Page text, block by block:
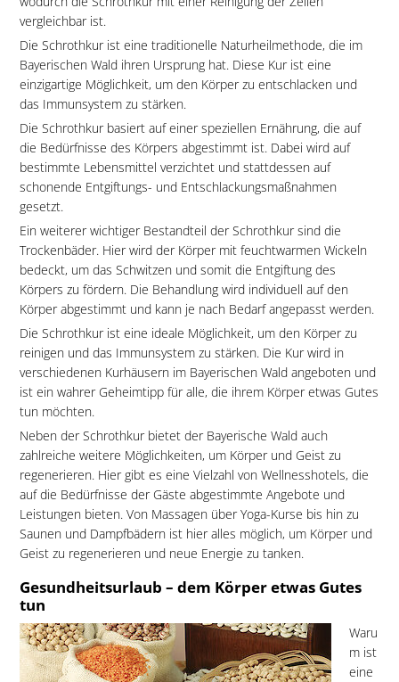
vergleichbar ist.
Die Schrothkur ist eine traditionelle Naturheilmethode, die im
Bayerischen Wald ihren Ursprung hat. Diese Kur ist eine
einzigartige Möglichkeit, um den Körper zu entschlacken und
das Immunsystem zu stärken.
Die Schrothkur basiert auf einer speziellen Ernährung, die auf
die Bedürfnisse des Körpers abgestimmt ist. Dabei wird auf
bestimmte Lebensmittel verzichtet und stattdessen auf
schonende Entgiftungs- und Entschlackungsmaßnahmen
gesetzt.
Ein weiterer wichtiger Bestandteil der Schrothkur sind die
Trockenbäder. Hier wird der Körper mit feuchtwarmen Wickeln
bedeckt, um das Schwitzen und somit die Entgiftung des
Körpers zu fördern. Die Behandlung wird individuell auf den
Körper abgestimmt und kann je nach Bedarf angepasst werden.
Die Schrothkur ist eine ideale Möglichkeit, um den Körper zu
reinigen und das Immunsystem zu stärken. Die Kur wird in
verschiedenen Kurhäusern im Bayerischen Wald angeboten und
ist ein wahrer Geheimtipp für alle, die ihrem Körper etwas Gutes
tun möchten.
Neben der Schrothkur bietet der Bayerische Wald auch
zahlreiche weitere Möglichkeiten, um Körper und Geist zu
regenerieren. Hier gibt es eine Vielzahl von Wellnesshotels, die
auf die Bedürfnisse der Gäste abgestimmte Angebote und
Leistungen bieten. Von Massagen über Yoga-Kurse bis hin zu
Saunen und Dampfbädern ist hier alles möglich, um Körper und
Geist zu regenerieren und neue Energie zu tanken.
Gesundheitsurlaub – dem Körper etwas Gutes
tun
Waru
m ist
eine